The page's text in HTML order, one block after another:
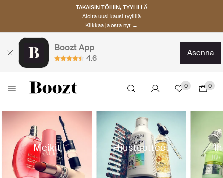
TAKAISIN TÖIHIN, TYYLILLÄ
Aloita uusi kausi tyylillä
Klikkaa ja osta nyt →
Boozt App
4.6
asenna
0 0
Meikit Hiustuotteet